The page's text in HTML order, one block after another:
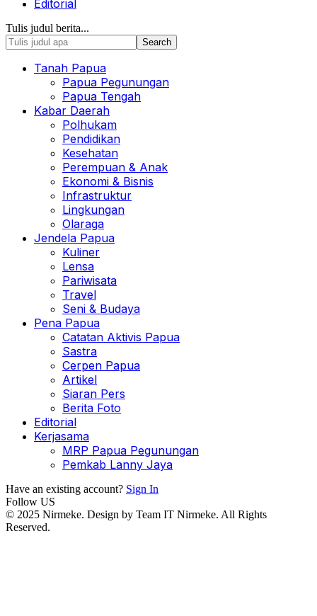
Editorial
Tulis judul berita...
Tanah Papua
Papua Pegunungan
Papua Tengah
Kabar Daerah
Polhukam
Pendidikan
Kesehatan
Perempuan & Anak
Ekonomi & Bisnis
Infrastruktur
Lingkungan
Olaraga
Jendela Papua
Kuliner
Lensa
Pariwisata
Travel
Seni & Budaya
Pena Papua
Catatan Aktivis Papua
Sastra
Cerpen Papua
Artikel
Siaran Pers
Berita Foto
Editorial
Kerjasama
MRP Papua Pegunungan
Pemkab Lanny Jaya
Have an existing account? Sign In
Follow US
© 2025 Nirmeke. Design by Team IT Nirmeke. All Rights
Reserved.